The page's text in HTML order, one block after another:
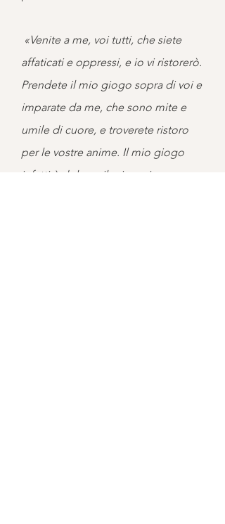
«Venite a me, voi tutti, che siete
affaticati e oppressi, e io vi ristorerò.
Prendete il mio giogo sopra di voi e
imparate da me, che sono mite e
umile di cuore, e troverete ristoro
per le vostre anime. Il mio giogo
infatti è dolce e il mio carico